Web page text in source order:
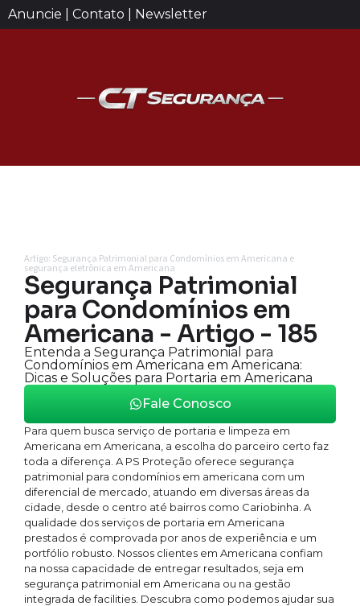
Anuncie | Contato | Newsletter
Artigo: Segurança Patrimonial para Condomínios em Americana e
segurança eletrônica em Americana
Segurança Patrimonial
para Condomínios em
Americana - Artigo - 185
Entenda a Segurança Patrimonial para
Condomínios em Americana em Americana:
Dicas e Soluções para Portaria em Americana
Fale Conosco
Para quem busca serviço de portaria e limpeza em
Americana em Americana, a escolha do parceiro certo faz
toda a diferença. A PS Proteção oferece segurança
patrimonial para condomínios em americana com um
diferencial de mercado, atuando em diversas áreas da
cidade, desde o centro até bairros como Cariobinha. A
qualidade dos serviços de portaria em Americana
prestados é comprovada por anos de experiência e um
portfólio robusto. Nossos clientes em Americana confiam
na nossa capacidade de entregar resultados, seja em
segurança patrimonial em Americana ou na gestão
integrada de facilities. Descubra como podemos ajudar sua